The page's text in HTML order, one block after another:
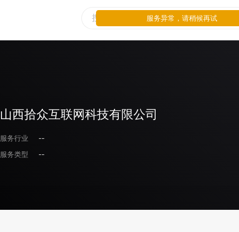
山西拾众互联网科技有限公司
服务行业
--
服务类型
--
服务异常，请稍候再试